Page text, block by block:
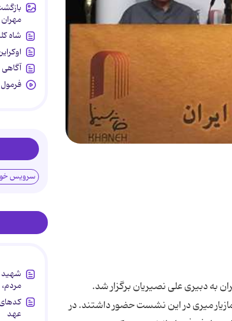
کانون کارگردانان و هم در خانه سینما فعال بوده است ماموریت داده شد تا آمار چه شیوه ای را برای برگزاری این خواسته اتخاذ کنیم. دبیر هیات رییسه جشن بزرگ سینمای ایران خبر داد: آماری که آمد این بود که ۴۰ فیلم در سال نود و چهار و ۴۵ فیلم در سال نود و پنج و ۴۳ فیلم در سال نود و شش که مجموعا ۱۲۸ فیلم می شدند تولید شده اند و اکران نشده اند آن هم در شرایطی که تولیدات سال نود و شش هنوز امکان اکران دارند.ضمن اینکه ۱۲۸ فیلم باید به ۷۵ فیلمی اضافه می شد که حایز شرایط جشن سینما بوده اند با این تفاسیر باید در ۲ ماه روزی ۵ فیلم به نمایش بگذاریم که غیرممکن است آن هم در شرایطی که بسیاری از این فیلم ها اصلا دی وی دی نشده اند همچنین برخی از این فیلم ها پروانه فیلمسازی گرفته اند اما اکران نشده اند. وی اضافه کرد: در نتیجه طبق بررسی دیدیم این پیشنهاد اصلا عملی نیست در حالی که گاردی نسبت به عملی شدن آن نداشتیم بلکه به شکل تکنیکی نمی توانستیم این کار را بکنیم. از سوی دیگر شاید بخشی از این فیلم ها در آینده به اکران عمومی دربیایند بنابراین نمی توانیم به صورت احساسی به این مساله نگاه کنیم. ورود فیلم ها به داوری با شرط پروانه فیلمسازی عملی نیست و پاسخی که به کانون کارگردانان دادیم همین مطلب بود. مازیار میری نیز بیان کرد: وظیفه ما این است که از همه سینماگران کنیم به همین دلیل پیشنهاد نمایش غیررقابتی فیلم هایی که اکران نشده اند به کانون کارگردانان دادیم. منصوری در ادامه صحبت های میری و درباره پیشنهاد استثنا قایل شدن برای بعضی از کارگردانان از جمله کیانوش عیاری تاکید کرد: از کانون کارگردانان خواستیم تا فیلم های اکران نشده را برای حضور در بخش غیر رقابتی به دبیرخانه معرفی کنند اما خود کانون کارگردانان نسبت به این امر مخالفت کردند و گفتند صاحبان فیلم ها با این امر مخالف هستند. مساله دیگر این است که آیا قرار است به هنرمندانی چون کیانوش عیاری نگاه متفاوتی داشته باشیم. تفاوت فیلمی که به دلیل ترس از فروش پایین اکران نشده با دیگر کسانی که صاحب نام هستند چیست و اگر قرار است قانونی اجرا شود باید برای همه فیلم ها اجرا شود. میری در ادامه گفت: سی دی فیلم هایی که وارد شبکه نمایش خانگی شده اند برای داوران ارسال می شود و فیلم های دیگر نیز در همین سالن نمایش داده می شوند و در مرحله دوم همه فیلم ها در شرایط یکسان داوری می شوند. منصوری در پاسخ به این پرسش که سال های پیش نیز گفته می شد داوری ها به صورت آکادمی انجام می شود، توضیح داد: مساله اصلی ما اساسنامه است. در این سه دوره سه آیین نامه نوشته و اجرا شد اما طی چهار سال گذشته اساسنامه ای نوشته شده و با اساسنامه آکادمی های دیگر مقایسه و در بخش هایی که نیاز داشتیم بومی سازی شده است. در سه سال گذشته اساسنامه به روز شد و درنهایت اساسنامه در انجمن عالی فنون و هنرهای سینمایی به تصویب رسید و به خانه سینما ارایه و در حال حاضر برای مراحل قانونی و تطبیق با قوانین کشوری ارسال شده است. امیدوارم سال آینده نگوییم قراراست از سال آینده اساسنامه اجرا شود. در نهایت تاکید می کنم که مراحل قانونی زمان بر است. سپس شاهسواری درباره هزینه های صرف شده برای جشن در سال گذشته عنوان کرد: وقتی درباره جشن بزرگ صحبت می کنیم درباره چند جشن با همه اجزای هزینه ای صحبت می کنیم. اگر کسی کار اجرایی این چنینی کرده باشد متوجه می شود ۸۲۴ میلیون تومان که سال گذشته برای برگزاری جشن صرف شد، هزینه بالایی نبوده است. وی درباره استفاده از کادر برگزاری جشنواره جهانی فیلم فجر در این جشن و هزینه های بالای آن جشنواره گفت: مسأله ما خانه سینما است. اینکه چرا سازمان سینمایی جشنی برگزار می کند خودش باید پاسخگو باشد. مدیرعامل خانه سینما درباره موضع گیری اعضای خانه سینما نسبت به اتفاقات گفت: هر صنفی از اعضای خانه سینما در مقابل هر موضوعی که پیش می آید عکس العمل خود را دارد. ما تسهیل کننده هستیم و عمل کننده نیستیم. دوستانی که درگیر این ماجرا هستند نقش خانه سینما را به عنوان تسهیل کننده می دانند. وی درباره استفاده از اسپانسرها عنوان کرد: اصولاً خانه سینما در مقابل استفاده از اسپانسر ها تحفظ دارد و استیج خود را به هر کسی نمی دهیم. همه شما وضعیت تلویزیون را می بینید که اسپانسر یک سری درخواست
مهران
شاه
سرویس
شهید
مردم،
عهد